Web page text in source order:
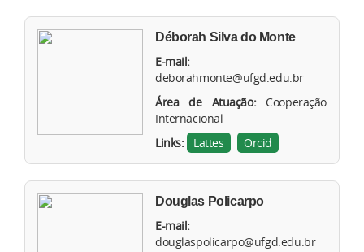
Déborah Silva do Monte
E-mail:
deborahmonte@ufgd.edu.br
Área de Atuação:
Cooperação
Internacional
Links:
Lattes Orcid
Douglas Policarpo
E-mail:
douglaspolicarpo@ufgd.edu.br